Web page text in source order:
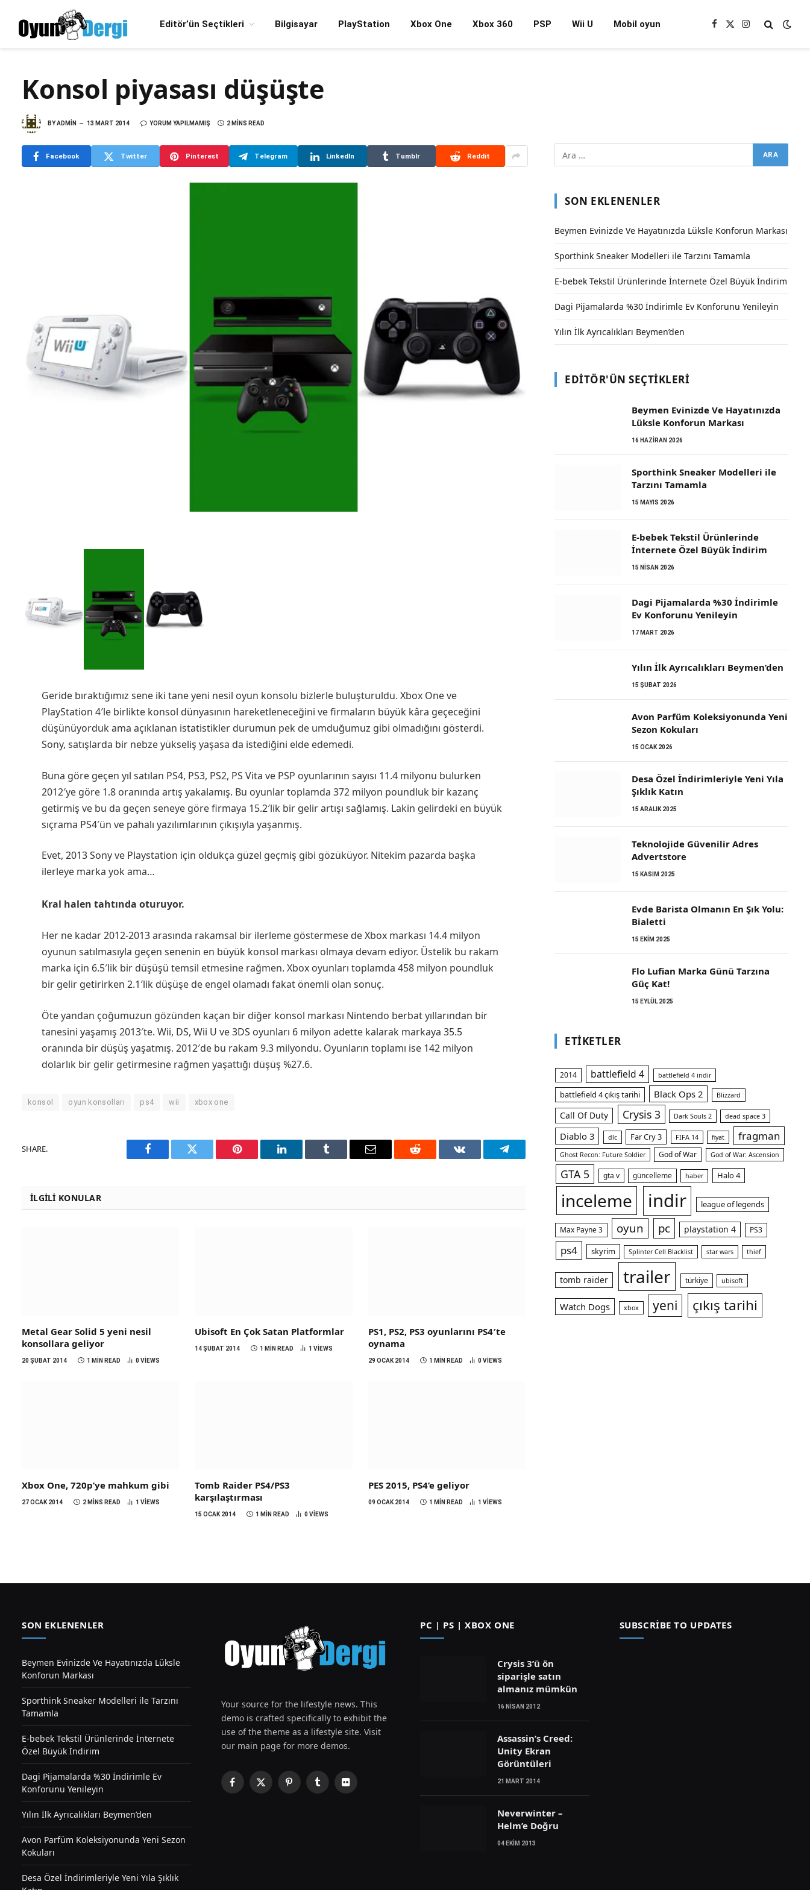
Editör’ün Seçtikleri Bilgisayar PlayStation Xbox One Xbox 360 PSP Wii U Mobil oyun Facebook
X
Instagram
Konsol piyasası düşüşte
BYADMIN 13 MART 2014 YORUM YAPILMAMIŞ 2 MINS READ
Facebook Twitter Pinterest Telegram LinkedIn Tumblr Reddit
Geride bıraktığımız sene iki tane yeni nesil oyun konsolu bizlerle buluşturuldu. Xbox One ve
PlayStation 4′le birlikte konsol dünyasının hareketleneceğini ve firmaların büyük kâra geçeceğini
düşünüyorduk ama açıklanan istatistikler durumun pek de umduğumuz gibi olmadığını gösterdi.
Sony, satışlarda bir nebze yükseliş yaşasa da istediğini elde edemedi.
Buna göre geçen yıl satılan PS4, PS3, PS2, PS Vita ve PSP oyunlarının sayısı 11.4 milyonu bulurken
2012′ye göre 1.8 oranında artış yakalamış. Bu oyunlar toplamda 372 milyon poundluk bir kazanç
getirmiş ve bu da geçen seneye göre firmaya 15.2′lik bir gelir artışı sağlamış. Lakin gelirdeki en büyük
sıçrama PS4′ün ve pahalı yazılımlarının çıkışıyla yaşanmış.
Evet, 2013 Sony ve Playstation için oldukça güzel geçmiş gibi gözüküyor. Nitekim pazarda başka
ilerleye marka yok ama…
Kral halen tahtında oturuyor.
Her ne kadar 2012-2013 arasında rakamsal bir ilerleme göstermese de Xbox markası 14.4 milyon
oyunun satılmasıyla geçen senenin en büyük konsol markası olmaya devam ediyor. Üstelik bu rakam
marka için 6.5′lik bir düşüşü temsil etmesine rağmen. Xbox oyunları toplamda 458 milyon poundluk
bir gelir getirirken 2.1′lik düşüşe de engel olamadı fakat önemli olan sonuç.
Öte yandan çoğumuzun gözünden kaçan bir diğer konsol markası Nintendo berbat yıllarından bir
tanesini yaşamış 2013′te. Wii, DS, Wii U ve 3DS oyunları 6 milyon adette kalarak markaya 35.5
oranında bir düşüş yaşatmış. 2012′de bu rakam 9.3 milyondu. Oyunların toplamı ise 142 milyon
dolarlık bir gelir getirmesine rağmen yaşattığı düşüş %27.6.
konsol oyun konsolları ps4 wii xbox one
SHARE.
Facebook Twitter Pinterest LinkedIn Tumblr Email Reddit VKontakteTelegram
İLGILI KONULAR
Metal Gear Solid 5 yeni nesil
konsollara geliyor
20 ŞUBAT 2014 1 MIN READ 0 VIEWS
Ubisoft En Çok Satan Platformlar
14 ŞUBAT 2014 1 MIN READ 1VIEWS
PS1, PS2, PS3 oyunlarını PS4′te
oynama
29 OCAK 2014 1 MIN READ 0 VIEWS
Xbox One, 720p’ye mahkum gibi
27 OCAK 2014 2 MINS READ 1 VIEWS
Tomb Raider PS4/PS3
karşılaştırması
15 OCAK 2014 1 MIN READ 0VIEWS
PES 2015, PS4’e geliyor
09 OCAK 2014 1 MIN READ 1 VIEWS
SON EKLENENLER
Beymen Evinizde Ve Hayatınızda Lüksle Konforun Markası
Sporthink Sneaker Modelleri ile Tarzını Tamamla
E-bebek Tekstil Ürünlerinde İnternete Özel Büyük İndirim
Dagi Pijamalarda %30 İndirimle Ev Konforunu Yenileyin
Yılın İlk Ayrıcalıkları Beymen’den
EDITÖR'ÜN SEÇTIKLERI
Beymen Evinizde Ve Hayatınızda
Lüksle Konforun Markası
16 HAZIRAN 2026
Sporthink Sneaker Modelleri ile
Tarzını Tamamla
15 MAYIS 2026
E-bebek Tekstil Ürünlerinde
İnternete Özel Büyük İndirim
15 NISAN 2026
Dagi Pijamalarda %30 İndirimle
Ev Konforunu Yenileyin
17 MART 2026
Yılın İlk Ayrıcalıkları Beymen’den
15 ŞUBAT 2026
Avon Parfüm Koleksiyonunda Yeni
Sezon Kokuları
15 OCAK 2026
Desa Özel İndirimleriyle Yeni Yıla
Şıklık Katın
15 ARALIK 2025
Teknolojide Güvenilir Adres
Advertstore
15 KASIM 2025
Evde Barista Olmanın En Şık Yolu:
Bialetti
15 EKIM 2025
Flo Lufian Marka Günü Tarzına
Güç Kat!
15 EYLÜL 2025
ETIKETLER
2014 battlefield 4 battlefield 4 indir
battlefield 4 çıkış tarihi Black Ops 2 Blizzard
Call Of Duty Crysis 3 Dark Souls 2 dead space 3
Diablo 3 dlc Far Cry 3 FIFA 14 fiyat fragman
Ghost Recon: Future Soldier God of War God of War: Ascension
GTA 5 gta v güncelleme haber Halo 4
inceleme indir league of legends
Max Payne 3 oyun pc playstation 4 PS3
ps4 skyrim Splinter Cell Blacklist star wars thief
tomb raider trailer türkiye ubisoft
Watch Dogs xbox yeni çıkış tarihi
SON EKLENENLER
Beymen Evinizde Ve Hayatınızda Lüksle
Konforun Markası
Sporthink Sneaker Modelleri ile Tarzını
Tamamla
E-bebek Tekstil Ürünlerinde İnternete
Özel Büyük İndirim
Dagi Pijamalarda %30 İndirimle Ev
Konforunu Yenileyin
Yılın İlk Ayrıcalıkları Beymen’den
Avon Parfüm Koleksiyonunda Yeni Sezon
Kokuları
Desa Özel İndirimleriyle Yeni Yıla Şıklık
Your source for the lifestyle news. This
demo is crafted specifically to exhibit the
use of the theme as a lifestyle site. Visit
our main page for more demos.
Facebook
X
PinterestTumblrFlickr
PC | PS | XBOX ONE
Crysis 3’ü ön
siparişle satın
almanız mümkün
16 NISAN 2012
Assassin’s Creed:
Unity Ekran
Görüntüleri
21 MART 2014
Neverwinter –
Helm’e Doğru
04 EKIM 2013
SUBSCRIBE TO UPDATES